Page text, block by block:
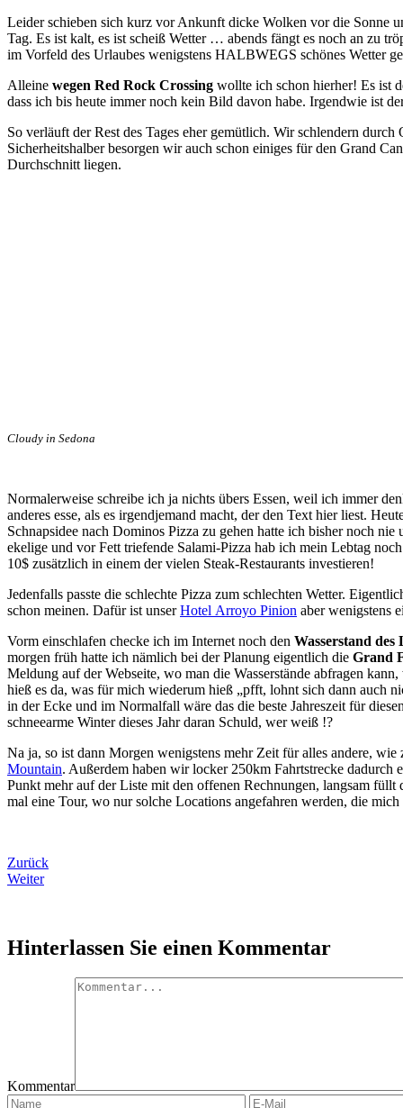
Leider schieben sich kurz vor Ankunft dicke Wolken vor die Sonne
Tag. Es ist kalt, es ist scheiß Wetter … abends fängt es noch an zu
im Vorfeld des Urlaubes wenigstens HALBWEGS schönes Wetter
Alleine wegen Red Rock Crossing wollte ich schon hierher! Es ist
dass ich bis heute immer noch kein Bild davon habe. Irgendwie ist
So verläuft der Rest des Tages eher gemütlich. Wir schlendern
Sicherheitshalber besorgen wir auch schon einiges für den Grand
Durchschnitt liegen.
Cloudy in Sedona
Normalerweise schreibe ich ja nichts übers Essen, weil ich immer
anderes esse, als es irgendjemand macht, der den Text hier liest.
Schnapsidee nach Dominos Pizza zu gehen hatte ich bisher noch
ekelige und vor Fett triefende Salami-Pizza hab ich mein Lebtag
10$ zusätzlich in einem der vielen Steak-Restaurants investieren!
Jedenfalls passte die schlechte Pizza zum schlechten Wetter.
schon meinen. Dafür ist unserHotel Arroyo Pinion aber wenigstens
Vorm einschlafen checke ich im Internet noch den Wasserstand
morgen früh hatte ich nämlich bei der Planung eigentlich die Grand
Meldung auf der Webseite, wo man die Wasserstände abfragen
hieß es da, was für mich wiederum hieß „pfft, lohnt sich dann auch
in der Ecke und im Normalfall wäre das die beste Jahreszeit für
schneearme Winter dieses Jahr daran Schuld, wer weiß !?
Na ja, so ist dann Morgen wenigstens mehr Zeit für alles andere,
Mountain. Außerdem haben wir locker 250km Fahrtstrecke dadurch
Punkt mehr auf der Liste mit den offenen Rechnungen, langsam
mal eine Tour, wo nur solche Locations angefahren werden, die
Zurück
Weiter
Hinterlassen Sie einen Kommentar
Kommentar